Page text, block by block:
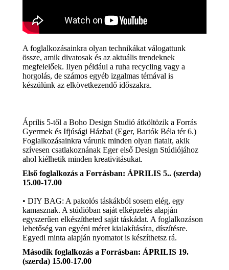
A foglalkozásainkra olyan technikákat válogattunk
össze, amik divatosak és az aktuális trendeknek
megfelelőek. Ilyen például a ruha recycling vagy a
horgolás, de számos egyéb izgalmas témával is
készülünk az elkövetkezendő időszakra.
Április 5-től a Boho Design Studió átköltözik a Forrás
Gyermek és Ifjúsági Házba! (Eger, Bartók Béla tér 6.)
Foglalkozásainkra várunk minden olyan fiatalt, akik
szívesen csatlakoznának Eger első Design Stúdiójához
ahol kiélhetik minden kreativitásukat.
Első foglalkozás a Forrásban: ÁPRILIS 5.. (szerda)
15.00-17.00
• DIY BAG: A pakolós táskákból sosem elég, egy
kamasznak. A stúdióban saját elképzelés alapján
egyszerűen elkészítheted saját táskádat. A foglalkozáson
lehetőség van egyéni méret kialakítására, díszítésre.
Egyedi minta alapján nyomatot is készíthetsz rá.
Második foglalkozás a Forrásban: ÁPRILIS 19.
(szerda) 15.00-17.00